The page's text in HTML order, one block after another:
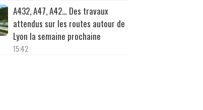
A432, A47, A42… Des travaux
attendus sur les routes autour de
Lyon la semaine prochaine
15:42